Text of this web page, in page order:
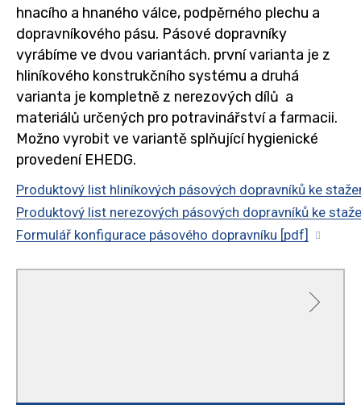
hnacího a hnaného válce, podpěrného plechu a
dopravníkového pásu. Pásové dopravníky
vyrábíme ve dvou variantách. první varianta je z
hliníkového konstrukčního systému a druhá
varianta je kompletně z nerezových dílů a
materiálů určených pro potravinářství a farmacii.
Možno vyrobit ve variantě splňující hygienické
provedení EHEDG.
Produktový list hliníkových pásových dopravníků ke
Produktový list nerezových pásových dopravníků ke
Formulář konfigurace pásového dopravníku [pdf]